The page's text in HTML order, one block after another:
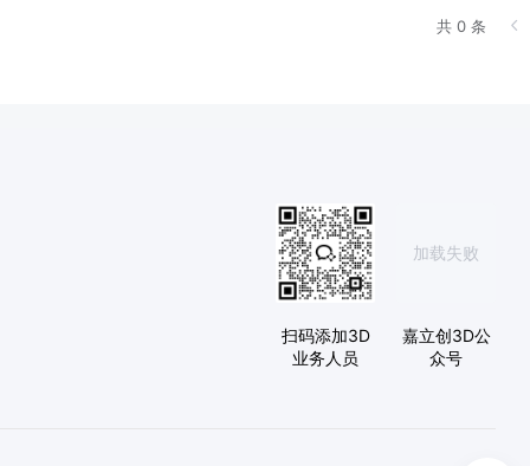
共 0 条
扫码添加3D
业务人员
加载失败
嘉立创3D公
众号